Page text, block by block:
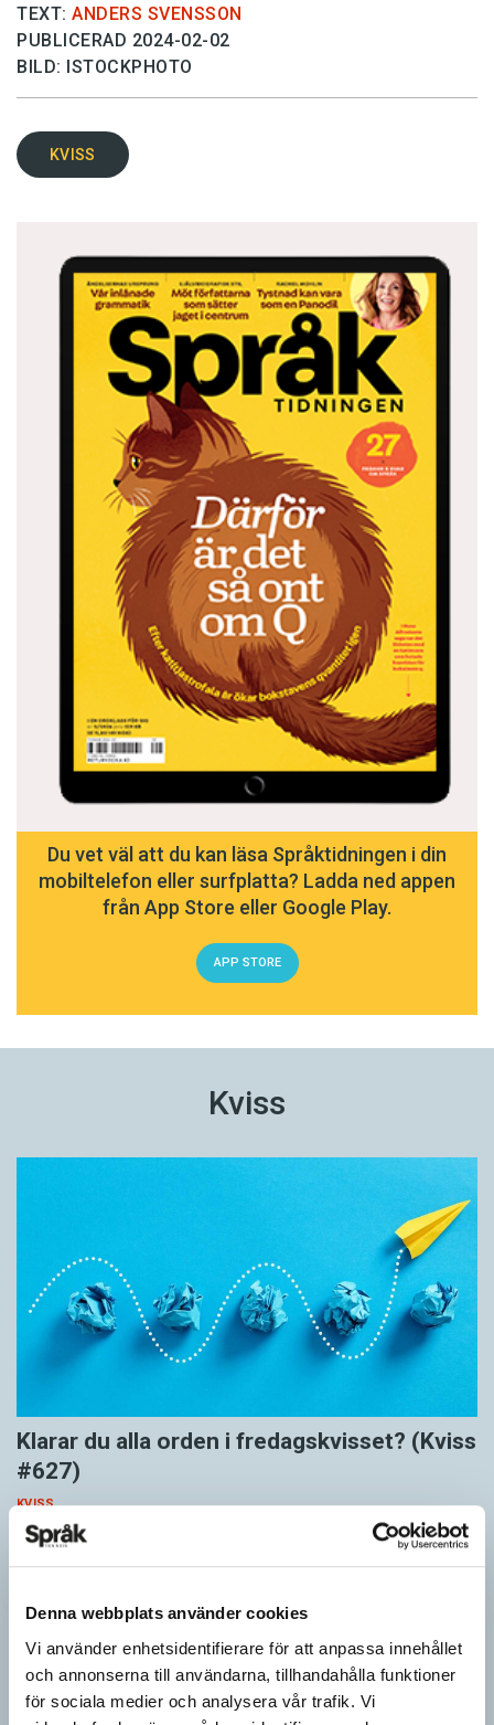
Denna webbplats använder cookies
Vi använder enhetsidentifierare för att anpassa innehållet
och annonserna till användarna, tillhandahålla funktioner
för sociala medier och analysera vår trafik. Vi
TEXT: ANDERS SVENSSON
PUBLICERAD 2024-02-02
BILD: ISTOCKPHOTO
KVISS
Du vet väl att du kan läsa Språktidningen i din
mobiltelefon eller surfplatta? Ladda ned appen
från App Store eller Google Play.
APP STORE
Kviss
Klarar du alla orden i fredagskvisset? (Kviss
#627)
KVISS
Vet du vad dom här tolv orden betyder? Dom korrekta svaren är